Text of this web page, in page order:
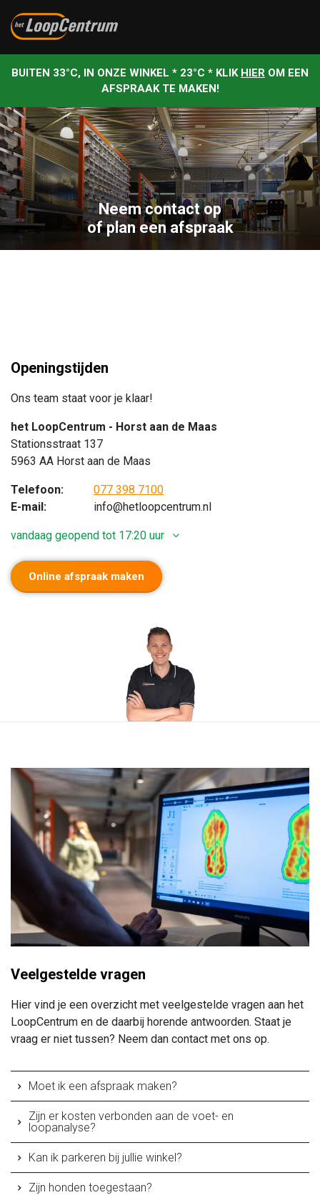
BUITEN 33°C, IN ONZE WINKEL * 23°C * KLIK HIER OM EEN
AFSPRAAK TE MAKEN!
Neem contact op
of plan een afspraak
Openingstijden
Ons team staat voor je klaar!
het LoopCentrum - Horst aan de Maas
Stationsstraat 137
5963 AA Horst aan de Maas
Telefoon:
077 398 7100
E-mail:
info@hetloopcentrum.nl
vandaag geopend tot 17:20 uur
Online afspraak maken
09:20 - 17:20 uur
09:20 - 17:20 uur
09:20 - 20:00 uur
08:40 - 17:20 uur
Gesloten
Veelgestelde vragen
Hier vind je een overzicht met veelgestelde vragen aan het
LoopCentrum en de daarbij horende antwoorden. Staat je
vraag er niet tussen? Neem dan contact met ons op.
Moet ik een afspraak maken?
Zijn er kosten verbonden aan de voet- en
loopanalyse?
Kan ik parkeren bij jullie winkel?
Zijn honden toegestaan?